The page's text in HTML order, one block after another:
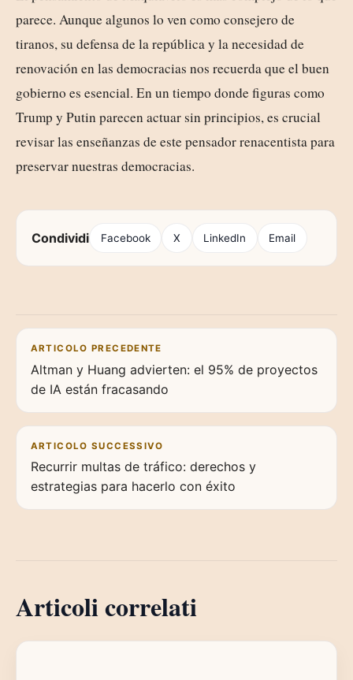
parece. Aunque algunos lo ven como consejero de
tiranos, su defensa de la república y la necesidad de
renovación en las democracias nos recuerda que el buen
gobierno es esencial. En un tiempo donde figuras como
Trump y Putin parecen actuar sin principios, es crucial
revisar las enseñanzas de este pensador renacentista para
preservar nuestras democracias.
Condividi Facebook X LinkedIn Email
Navigazione articoli
ARTICOLO PRECEDENTE
Altman y Huang advierten: el 95% de proyectos
de IA están fracasando
ARTICOLO SUCCESSIVO
Recurrir multas de tráfico: derechos y
estrategias para hacerlo con éxito
Articoli correlati